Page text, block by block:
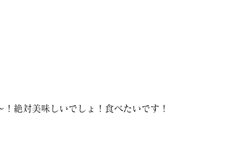
！絶対美味しいでしょ！食べたいです！